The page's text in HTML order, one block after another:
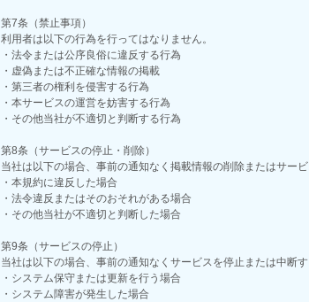
第7条（禁止事項）
利用者は以下の行為を行ってはなりません。
・法令または公序良俗に違反する行為
・虚偽または不正確な情報の掲載
・第三者の権利を侵害する行為
・本サービスの運営を妨害する行為
・その他当社が不適切と判断する行為
第8条（サービスの停止・削除）
当社は以下の場合、事前の通知なく掲載情報の削除またはサー
・本規約に違反した場合
・法令違反またはそのおそれがある場合
・その他当社が不適切と判断した場合
第9条（サービスの停止）
当社は以下の場合、事前の通知なくサービスを停止または中断す
・システム保守または更新を行う場合
・システム障害が発生した場合